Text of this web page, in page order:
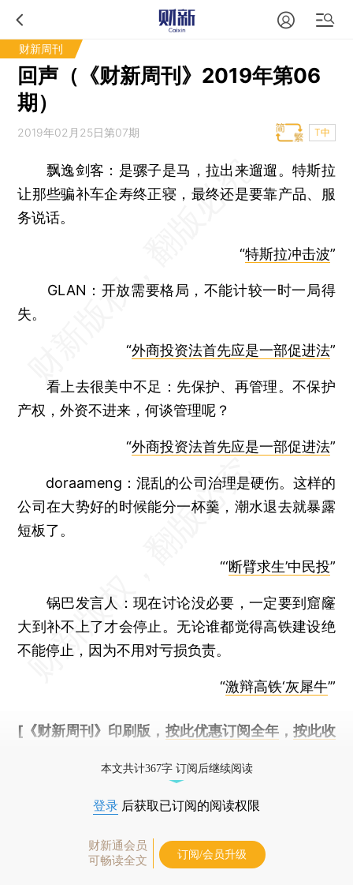
财新周刊
回声（《财新周刊》2019年第06
期）
2019年02月25日第07期 T中
飘逸剑客： 是骡子是马，拉出来遛遛。特斯拉
让那些骗补车企寿终正寝，最终还是要靠产品、服
务说话。
“特斯拉冲击波”
GLAN： 开放需要格局，不能计较一时一局得
失。
“外商投资法首先应是一部促进法”
看上去很美中不足： 先保护、再管理。不保护
产权，外资不进来，何谈管理呢？
“外商投资法首先应是一部促进法”
doraameng：混乱的公司治理是硬伤。这样的
公司在大势好的时候能分一杯羹，潮水退去就暴露
短板了。
“‘断臂求生’中民投”
锅巴发言人：现在讨论没必要，一定要到窟窿
大到补不上了才会停止。无论谁都觉得高铁建设绝
不能停止，因为不用对亏损负责。
“激辩高铁‘灰犀牛’”
[《财新周刊》印刷版， 按此优惠订阅全年， 按此收
本文共计367字 订阅后继续阅读
登录 后获取已订阅的阅读权限
财新通会员
可畅读全文
订阅/会员升级